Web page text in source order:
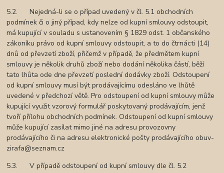
5.2. Nejedná-li se o případ uvedený v čl. 5.1 obchodních
podmínek či o jiný případ, kdy nelze od kupní smlouvy odstoupit,
má kupující v souladu s ustanovením § 1829 odst. 1 občanského
zákoníku právo od kupní smlouvy odstoupit, a to do čtrnácti (14)
dnů od převzetí zboží, přičemž v případě, že předmětem kupní
smlouvy je několik druhů zboží nebo dodání několika částí, běží
tato lhůta ode dne převzetí poslední dodávky zboží. Odstoupení
od kupní smlouvy musí být prodávajícímu odesláno ve lhůtě
uvedené v předchozí větě. Pro odstoupení od kupní smlouvy může
kupující využit vzorový formulář poskytovaný prodávajícím, jenž
tvoří přílohu obchodních podmínek. Odstoupení od kupní smlouvy
může kupující zasílat mimo jiné na adresu provozovny
prodávajícího či na adresu elektronické pošty prodávajícího obuv-
zirafa@seznam.cz
5.3. V případě odstoupení od kupní smlouvy dle čl. 5.2